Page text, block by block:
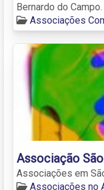
Bernardo do Campo.
Associações
Associação
Associações em
Associações no